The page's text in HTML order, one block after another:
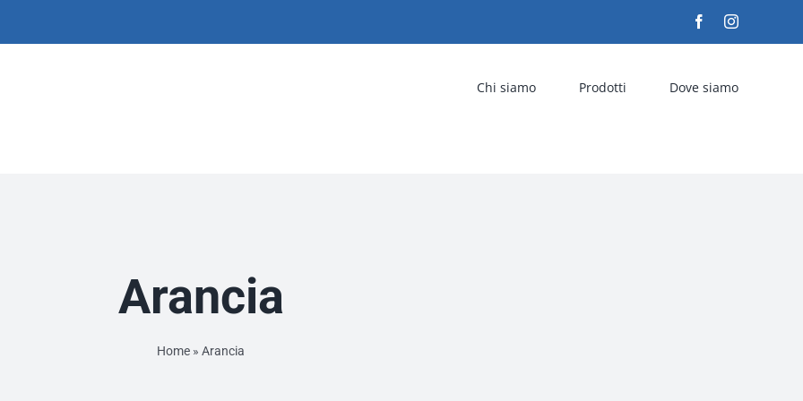
FacebookInstagram
Chi siamo Prodotti Dove siamo
Arancia
Home » Arancia